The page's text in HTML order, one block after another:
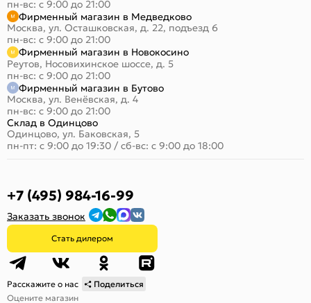
пн-вс: с 9:00 до 21:00
Фирменный магазин в Медведково
Москва, ул. Осташковская, д. 22, подъезд 6
пн-вс: с 9:00 до 21:00
Фирменный магазин в Новокосино
Реутов, Носовихинское шоссе, д. 5
пн-вс: с 9:00 до 21:00
Фирменный магазин в Бутово
Москва, ул. Венёвская, д. 4
пн-вс: с 9:00 до 21:00
Склад в Одинцово
Одинцово, ул. Баковская, 5
пн-пт: с 9:00 до 19:30 / сб-вс: с 9:00 до 18:00
+7 (495) 984-16-99
Заказать звонок
Стать дилером
Расскажите о нас
Поделиться
Оцените магазин